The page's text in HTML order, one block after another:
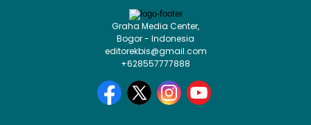
Graha Media Center,
Bogor - Indonesia
editorekbis@gmail.com
+628557777888